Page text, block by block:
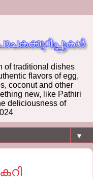
of traditional dishes
flavors of egg,
coconut and other
new, like Pathiri
deliciousness of
▼